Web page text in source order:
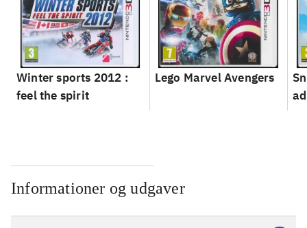
Winter sports 2012 :
feel the spirit
Lego Marvel Avengers
Informationer og udgaver